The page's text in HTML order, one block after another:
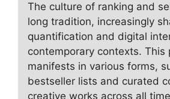
The culture of ranking and
long tradition, increasingly
quantification and digital
contemporary contexts. This
manifests in various forms,
bestseller lists and curated
creative works across all